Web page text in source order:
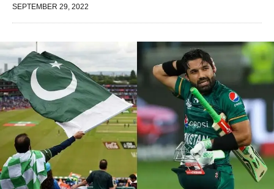
SEPTEMBER 29, 2022